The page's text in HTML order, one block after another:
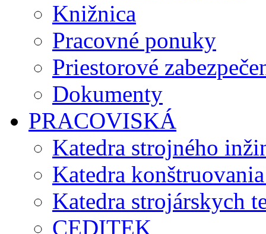
Knižnica
Pracovné ponuky
Priestorové
Dokumenty
PRACOVISKÁ
Katedra strojného
Katedra
Katedra strojárskych
CEDITEK